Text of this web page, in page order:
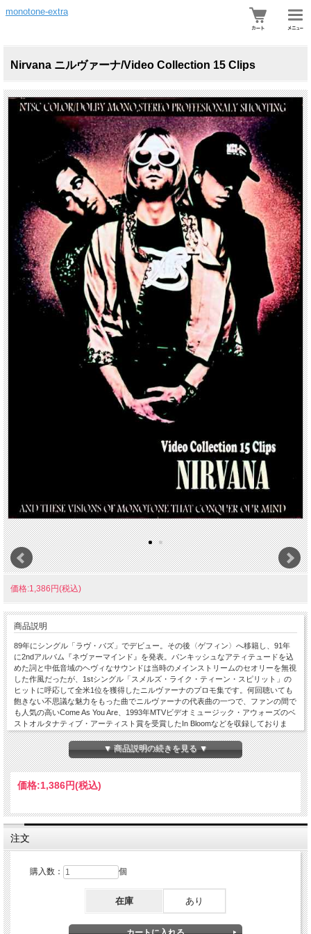
monotone-extra
Nirvana ニルヴァーナ/Video Collection 15 Clips
価格:1,386円(税込)
商品説明
89年にシングル「ラヴ・バズ」でデビュー。その後〈ゲフィン〉へ移籍し、91年
に2ndアルバム『ネヴァーマインド』を発表。パンキッシュなアティテュードを込
めた詞と中低音域のヘヴィなサウンドは当時のメインストリームのセオリーを無視
した作風だったが、1stシングル「スメルズ・ライク・ティーン・スピリット」の
ヒットに呼応して全米1位を獲得したニルヴァーナのプロモ集です。何回聴いても
飽きない不思議な魅力をもった曲でニルヴァーナの代表曲の一つで、ファンの間で
も人気の高いCome As You Are、1993年MTVビデオミュージック・アウォーズのベ
ストオルタナティブ・アーティスト賞を受賞したIn Bloomなどを収録しておりま
す。NIRVANA Video Collection 15 Clips Smells like teen spirit Smells like Nirvana
Hea
▼ 商品説明の続きを見る ▼
価格:1,386円(税込)
注文
購入数： 個
在庫 あり